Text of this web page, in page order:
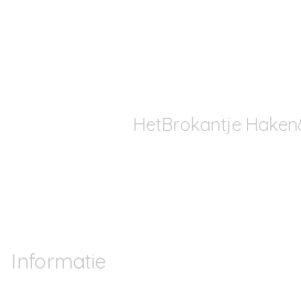
HetBrokantje
Informatie